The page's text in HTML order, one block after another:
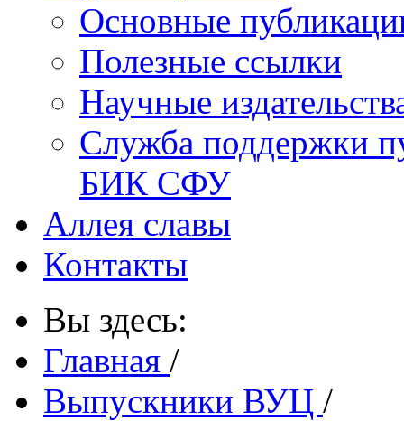
Основные
Полезные ссылки
Научные
Служба поддержки
БИК СФУ
Аллея славы
Контакты
Вы здесь:
Главная /
Выпускники ВУЦ /